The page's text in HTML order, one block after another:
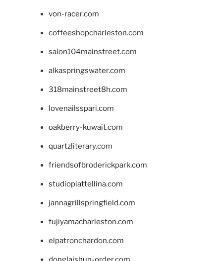
von-racer.com
coffeeshopcharleston.com
salon104mainstreet.com
alkaspringswater.com
318mainstreet8h.com
lovenailsspari.com
oakberry-kuwait.com
quartzliterary.com
friendsofbroderickpark.com
studiopiattellina.com
jannagrillspringfield.com
fujiyamacharleston.com
elpatronchardon.com